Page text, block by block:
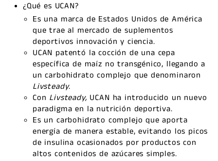
¿Qué es UCAN?
Es una marca de Estados Unidos de América
que trae al mercado de suplementos
deportivos innovación y ciencia.
UCAN patentó la cocción de una cepa
específica de maíz no transgénico, llegando a
un carbohidrato complejo que denominaron
Livsteady.
Con Livsteady, UCAN ha introducido un nuevo
paradigma en la nutrición deportiva.
Es un carbohidrato complejo que aporta
energía de manera estable, evitando los picos
de insulina ocasionados por productos con
altos contenidos de azúcares simples.